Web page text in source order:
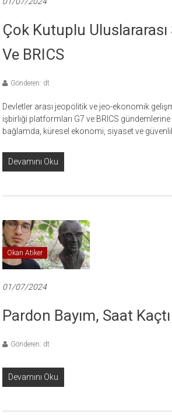
Çok Kutuplu
Ve BRICS
Gönderen: dt
Devletler arası jeopolitik ve jeo-ekonomik
işbirliği platformları G7 ve BRICS
bağlamda, küresel ekonomi, siyaset ve
Devamını Oku
Okan Atiker
01/07/2024
Pardon Bayım, Saat
Gönderen: dt
Devamını Oku